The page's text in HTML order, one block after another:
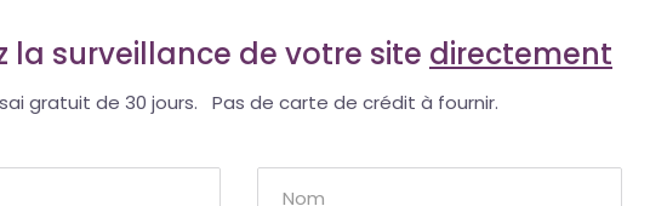
la surveillance de votre site directement
gratuit de 30 jours. Pas de carte de crédit à fournir.